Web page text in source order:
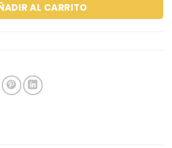
AL CARRITO